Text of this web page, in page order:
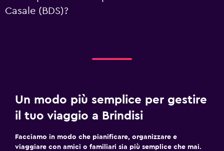
Casale (BDS)?
Un modo più semplice per gestire
il tuo viaggio a Brindisi
Facciamo in modo che pianificare, organizzare e
viaggiare con amici o familiari sia più semplice che mai.